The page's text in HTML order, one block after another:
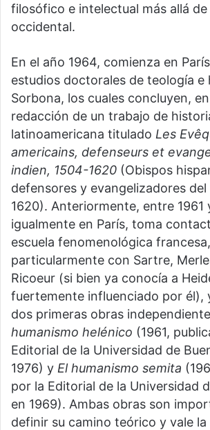
filosófico e intelectual más allá de
occidental.
En el año 1964, comienza en
estudios doctorales de teología e
Sorbona, los cuales concluyen,
redacción de un trabajo de
latinoamericana titulado Les
americains, defenseurs et
indien, 1504-1620 (Obispos
defensores y evangelizadores
1620). Anteriormente, entre 1961
igualmente en París, toma
escuela fenomenológica francesa,
particularmente con Sartre,
Ricoeur (si bien ya conocía a
fuertemente influenciado por él),
dos primeras obras
humanismo helénico (1961,
Editorial de la Universidad de
1976) y El humanismo semita
por la Editorial de la Universidad
en 1969). Ambas obras son
definir su camino teórico y vale la